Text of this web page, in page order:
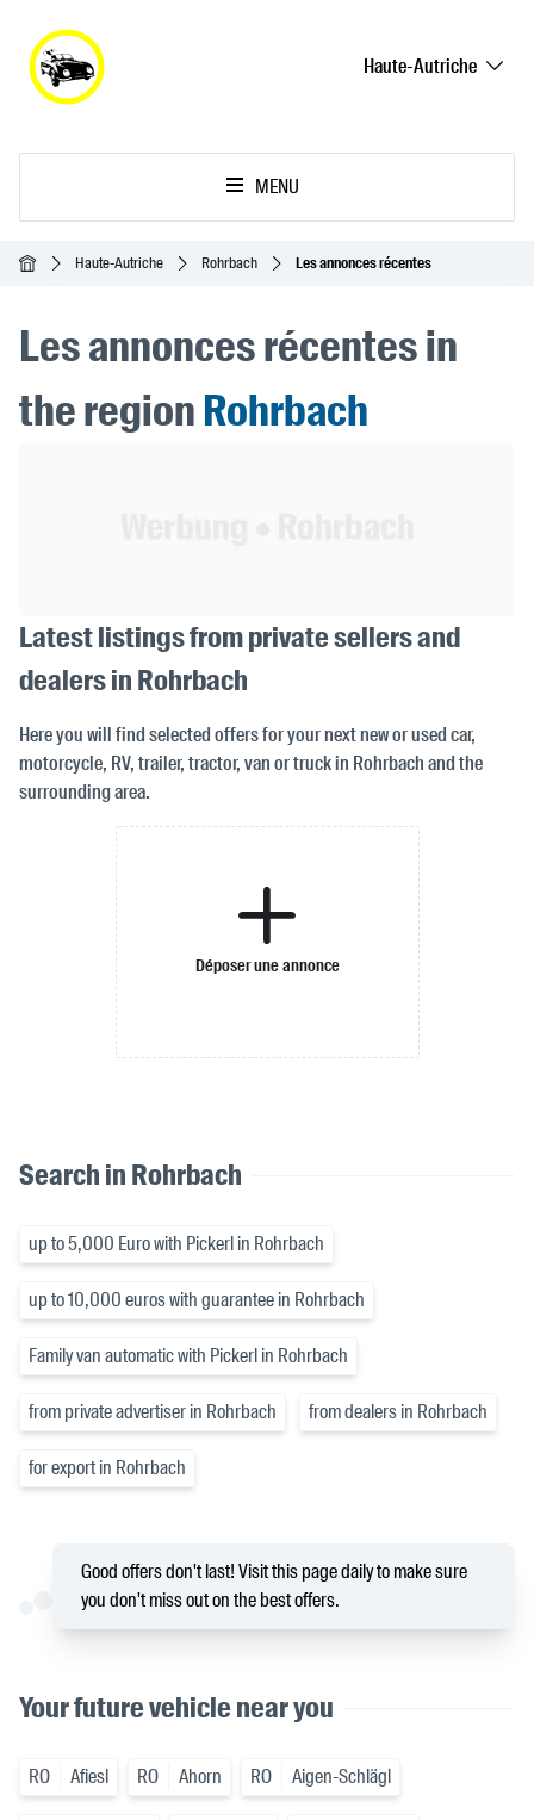
Haute-Autriche
MENU
AccueilHaute-Autriche Rohrbach Les annonces récentes
Les annonces récentes in
the regionRohrbach
Latest listings from private sellers and
dealers in Rohrbach
Here you will find selected offers for your next new or used car,
motorcycle, RV, trailer, tractor, van or truck in Rohrbach and the
surrounding area.
Déposer une annonce
Search in Rohrbach
up to 5,000 Euro with Pickerl in Rohrbach
up to 10,000 euros with guarantee in Rohrbach
Family van automatic with Pickerl in Rohrbach
from private advertiser in Rohrbach from dealers in Rohrbach
for export in Rohrbach
Good offers don't last! Visit this page daily to make sure
you don't miss out on the best offers.
Your future vehicle near you
RO Afiesl RO Ahorn RO Aigen-Schlägl